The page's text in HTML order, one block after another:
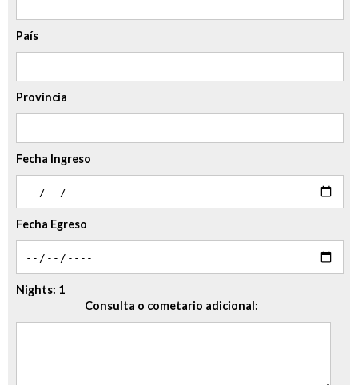
País
Provincia
Fecha Ingreso
Fecha Egreso
Nights: 1
Consulta o cometario adicional: